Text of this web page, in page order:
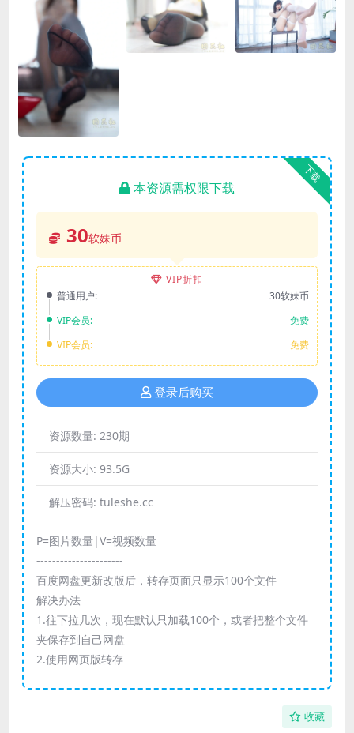
下载
本资源需权限下载
30软妹币
VIP折扣
普通用户:
30软妹币
VIP会员:
免费
VIP会员:
免费
登录后购买
资源数量: 230期
资源大小: 93.5G
解压密码: tuleshe.cc
P=图片数量|V=视频数量
----------------------
百度网盘更新改版后，转存页面只显示100个文件
解决办法
1.往下拉几次，现在默认只加载100个，或者把整个文件
夹保存到自己网盘
2.使用网页版转存
收藏